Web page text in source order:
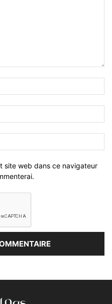
site web dans ce navigateur